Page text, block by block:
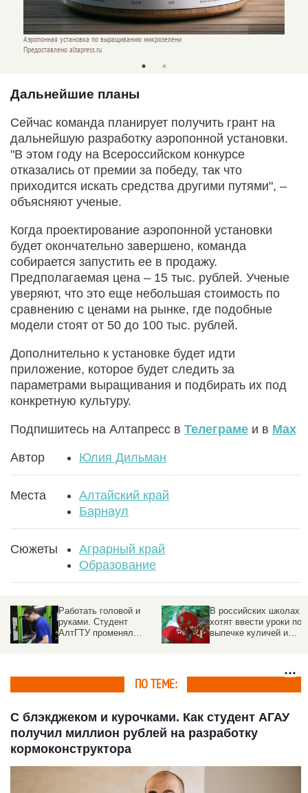
Аэропонная установка по выращиванию микрозелени
Предоставлено altapress.ru
Дальнейшие планы
Сейчас команда планирует получить грант на
дальнейшую разработку аэропонной установки.
"В этом году на Всероссийском конкурсе
отказались от премии за победу, так что
приходится искать средства другими путями", –
объясняют ученые.
Когда проектирование аэропонной установки
будет окончательно завершено, команда
собирается запустить ее в продажу.
Предполагаемая цена – 15 тыс. рублей. Ученые
уверяют, что это еще небольшая стоимость по
сравнению с ценами на рынке, где подобные
модели стоят от 50 до 100 тыс. рублей.
Дополнительно к установке будет идти
приложение, которое будет следить за
параметрами выращивания и подбирать их под
конкретную культуру.
Подпишитесь на Алтапресс в Телеграме и в Max
Автор Юлия Дильман
Места
Алтайский край
Барнаул
Сюжеты
Аграрный край
Образование
В российских школах
хотят ввести уроки по
выпечке куличей и
Когда школьники уйдут
на весенние каникулы.
Даты
ПО ТЕМЕ:
С блэкджеком и курочками. Как студент АГАУ
получил миллион рублей на разработку
кормоконструктора